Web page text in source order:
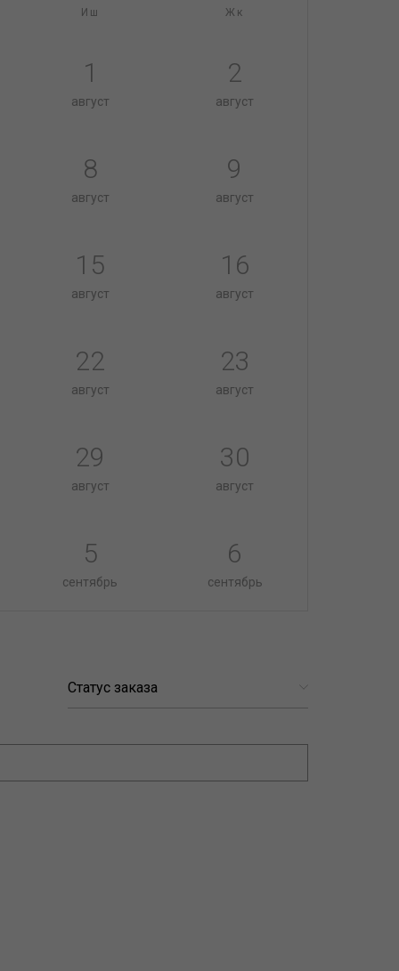
Иш Жк
1
август
2
август
8
август
9
август
15
август
16
август
22
август
23
август
29
август
30
август
5
сентябрь
6
сентябрь